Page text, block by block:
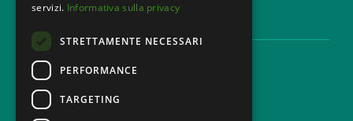
servizi. Informativa sulla privacy
STRETTAMENTE NECESSARI
PERFORMANCE
TARGETING